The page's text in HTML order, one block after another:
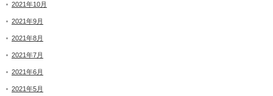
2021年10月
2021年9月
2021年8月
2021年7月
2021年6月
2021年5月